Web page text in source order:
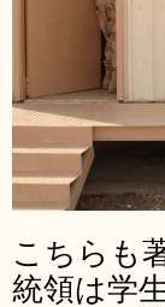
こちらも
統領は学